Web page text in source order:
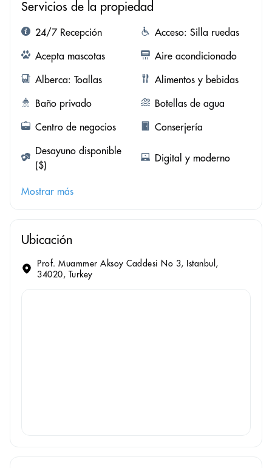
Servicios de la propiedad
24/7 Recepción
Acceso: Silla ruedas
Acepta mascotas
Aire acondicionado
Alberca: Toallas
Alimentos y bebidas
Baño privado
Botellas de agua
Centro de negocios
Conserjería
Desayuno disponible
($)
Digital y moderno
Mostrar más
Ubicación
Prof. Muammer Aksoy Caddesi No 3, Istanbul,
34020, Turkey